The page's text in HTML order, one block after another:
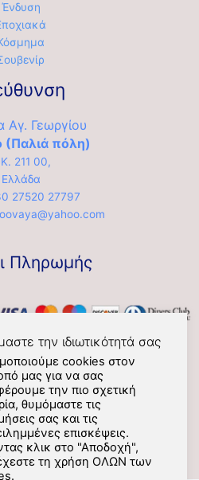
Ένδυση
Αγ. Γεωργίου
(Παλιά πόλη)
211 00,
Ελλάδα
27520 27797
Πληρωμής
την ιδιωτικότητά σας
cookies στον
μας για να σας
την πιο σχετική
θυμόμαστε τις
σας και τις
επισκέψεις.
κλικ στο "Αποδοχή",
τη χρήση ΟΛΩΝ των